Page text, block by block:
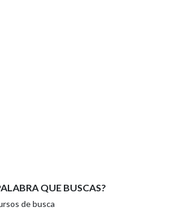
condicións da política de
aparece na imaxe:
QUE BUSCAS?
de busca